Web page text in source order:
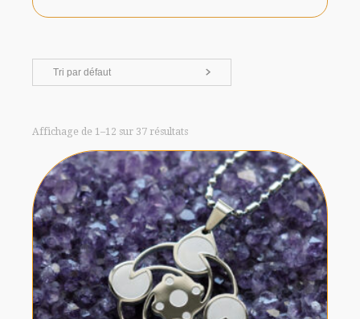
Tri par défaut
Affichage de 1–12 sur 37 résultats